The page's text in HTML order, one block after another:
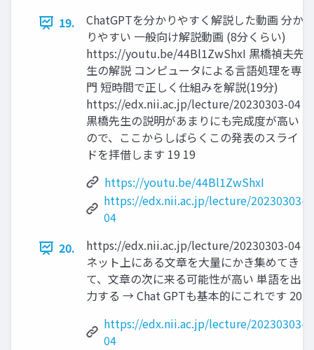
19.
ChatGPTを分かりやすく解説した動画 分か
りやすい 一般向け解説動画 (8分くらい)
https://youtu.be/44Bl1ZwShxI 黒橋禎夫先
生の解説 コンピュータによる言語処理を専
門 短時間で正しく仕組みを解説(19分)
https://edx.nii.ac.jp/lecture/20230303-04
黒橋先生の説明があまりにも完成度が高い
ので、ここからしばらくこの発表のスライ
ドを拝借します 19 19
https://youtu.be/44Bl1ZwShxI
https://edx.nii.ac.jp/lecture/20230303-
04
20.
https://edx.nii.ac.jp/lecture/20230303-04
ネット上にある文章を大量にかき集めてき
て、文章の次に来る可能性が高い 単語を出
力する → Chat GPTも基本的にこれです 20
https://edx.nii.ac.jp/lecture/20230303-
04